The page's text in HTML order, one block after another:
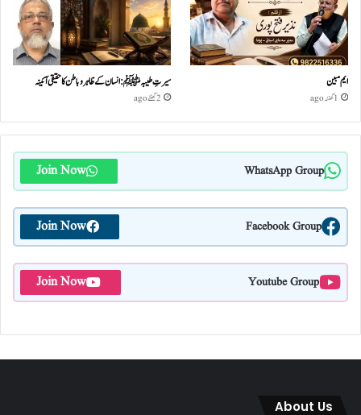
ایم مبین
1 گھنٹہ ago
سیرتِ طیبہﷺ: انسان کے ظاہر و باطن کا حقیقی آئینہ
2 گھنٹے ago
WhatsApp Group
Join Now
Facebook Group
Join Now
Youtube Group
Join Now
About Us